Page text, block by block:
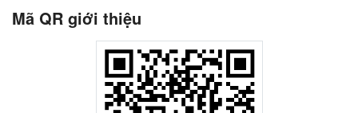
Mã QR giới thiệu